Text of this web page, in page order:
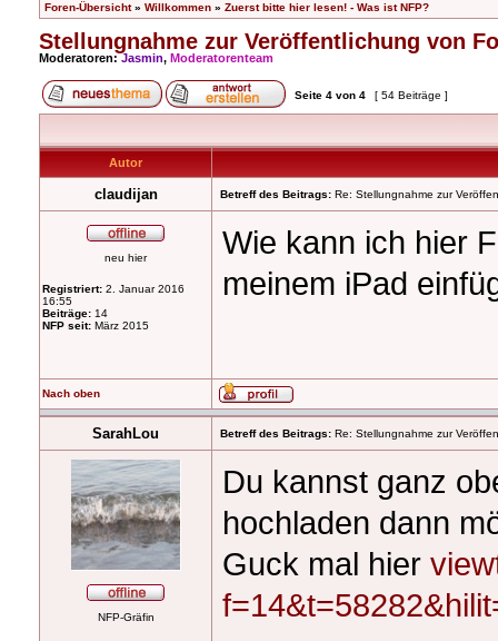
Foren-Übersicht» Willkommen » Zuerst bitte hier lesen! - Was ist NFP?
Stellungnahme zur Veröffentlichung von
Moderatoren:Jasmin, Moderatorenteam
Seite 4 von 4 [ 54 Beiträge ]
Autor
claudijan Betreff des Beitrags: Re: Stellungnahme zur
neu hier
Registriert: 2. Januar 2016
16:55
Beiträge: 14
NFP seit: März 2015
Wie kann ich hier
meinem iPad
Nach oben
SarahLou Betreff des Beitrags: Re: Stellungnahme zur
NFP-Gräfin
Du kannst ganz
hochladen dann
Guck mal hier